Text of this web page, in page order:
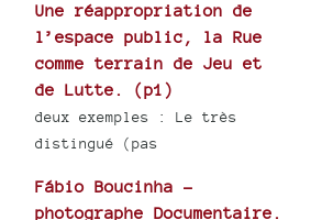
Une réappropriation de
l’espace public, la Rue
comme terrain de Jeu et
de Lutte. (p1)
deux exemples : Le très
distingué (pas
Fábio Boucinha -
photographe Documentaire.